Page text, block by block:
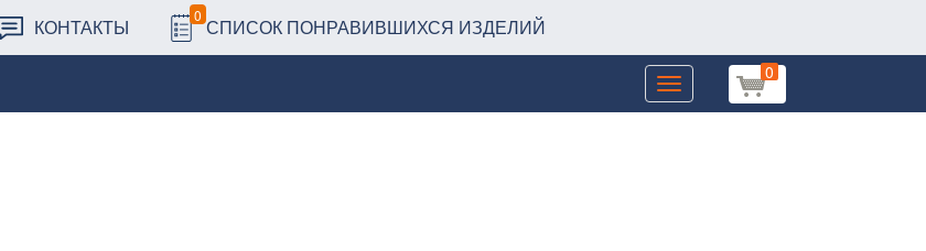
КОНТАКТЫ 0 СПИСОК ПОНРАВИВШИХСЯ ИЗДЕЛИЙ
0
Toggle
navigation